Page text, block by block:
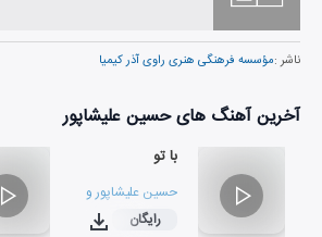
ناشر :مؤسسه فرهنگی هنری راوی آذر کیمیا
آخرین آهنگ های حسین علیشاپور
با تو
حسین علیشاپور و شایان کریمی نژاد
۰۳:۱۲
رایگان